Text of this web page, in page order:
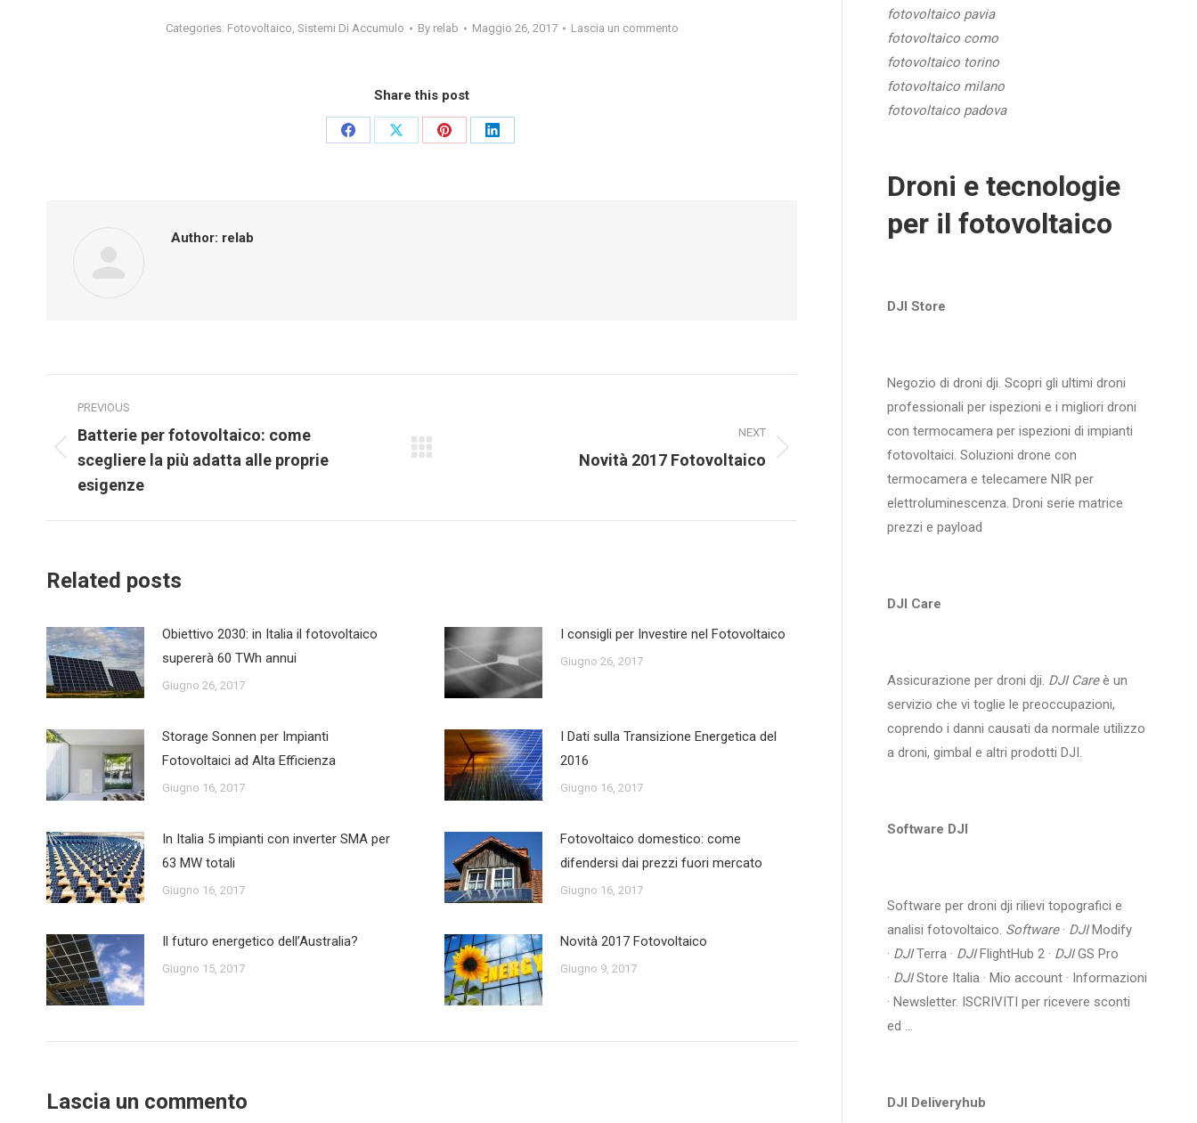
Categories: Fotovoltaico Sistemi Di Accumulo By relab Maggio 26, 2017 Lascia un commento
Share this post
Share
Share
Share
Share
Author: relab
navigation
PREVIOUS
Previous
post:
Batterie per fotovoltaico: come
scegliere la più adatta alle proprie
esigenze
NEXT
Novità 2017 Fotovoltaico
Related posts
Obiettivo 2030: in Italia il fotovoltaico
supererà 60 TWh annui
Giugno 26, 2017
I consigli per Investire nel Fotovoltaico
Giugno 26, 2017
Storage Sonnen per Impianti
Fotovoltaici ad Alta Efficienza
Giugno 16, 2017
I Dati sulla Transizione Energetica del
2016
Giugno 16, 2017
In Italia 5 impianti con inverter SMA per
63 MW totali
Giugno 16, 2017
Fotovoltaico domestico: come
difendersi dai prezzi fuori mercato
Giugno 16, 2017
Il futuro energetico dell’Australia?
Giugno 15, 2017
Novità 2017 Fotovoltaico
Giugno 9, 2017
Lascia un commento
fotovoltaico pavia
fotovoltaico como
fotovoltaico torino
fotovoltaico milano
fotovoltaico padova
Droni e tecnologie
per il fotovoltaico
DJI Store
Negozio di droni dji. Scopri gli ultimi droni
professionali per ispezioni e i migliori droni
con termocamera per ispezioni di impianti
fotovoltaici. Soluzioni drone con
termocamera e telecamere NIR per
elettroluminescenza. Droni serie matrice
prezzi e payload
DJI Care
Assicurazione per droni dji. DJI Careè un
servizio che vi toglie le preoccupazioni,
coprendo i danni causati da normale utilizzo
a droni, gimbal e altri prodotti DJI.
Software DJI
Software per droni dji rilievi topografici e
analisi fotovoltaico. Software· DJIModify
· DJITerra · DJIFlightHub 2 · DJIGS Pro
· DJIStore Italia · Mio account · Informazioni
· Newsletter. ISCRIVITI per ricevere sconti
ed ...
DJI Deliveryhub